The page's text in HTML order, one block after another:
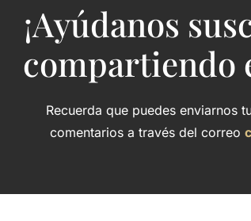
¡Ayúdanos
compartiendo
Recuerda que puedes enviarnos
comentarios a través del correo